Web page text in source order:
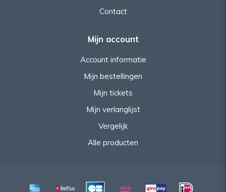
Contact
Mijn account
Account informatie
Mijn bestellingen
Mijn tickets
Mijn verlanglijst
Vergelijk
Alle producten